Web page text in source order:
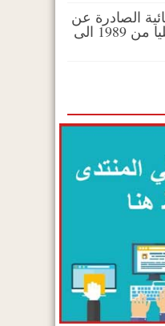
الصادرة عن
المحكمة العليا من 1989 الى